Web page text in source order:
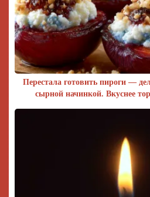
Перестала готовить пироги —
сырной начинкой. Вкуснее